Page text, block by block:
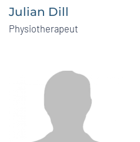
Julian Dill
Physiotherapeut